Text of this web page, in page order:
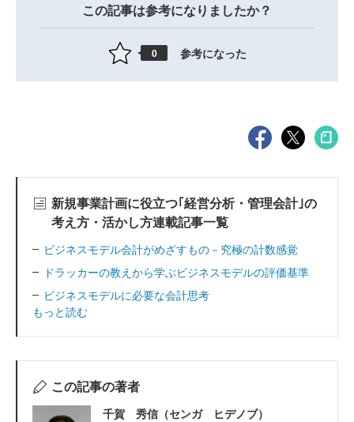
この記事は参考になりましたか？
0 参考になった
新規事業計画に役立つ｢経営分析・管理会計｣の
考え方・活かし方連載記事一覧
ビジネスモデル会計がめざすもの－究極の計数感覚
ドラッカーの教えから学ぶビジネスモデルの評価基準
ビジネスモデルに必要な会計思考
もっと読む
この記事の著者
千賀 秀信（センガ ヒデノブ）